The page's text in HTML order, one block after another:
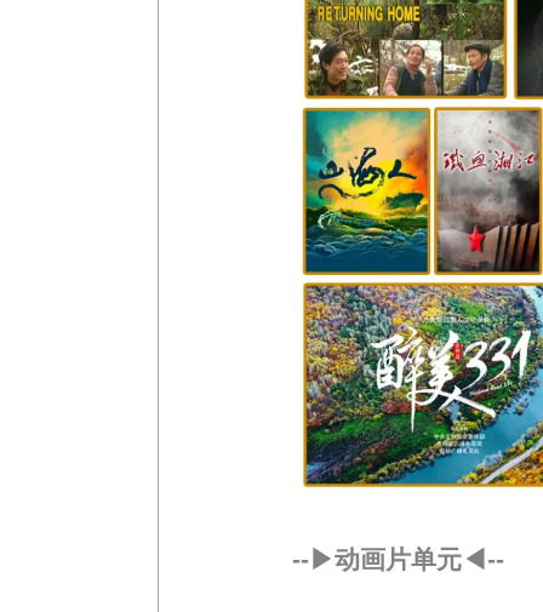
--▶动画片单元◀--